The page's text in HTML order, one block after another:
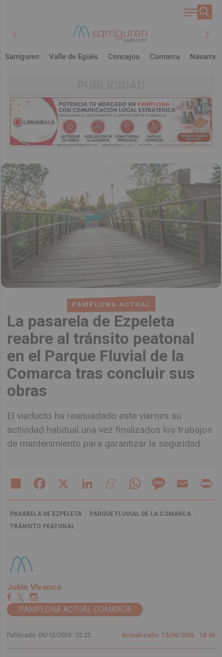
chevron_left chevron_right
Sarriguren Valle de Egüés Concejos Comarca Navarra
PAMPLONA ACTUAL
La pasarela de Ezpeleta
reabre al tránsito peatonal
en el Parque Fluvial de la
Comarca tras concluir sus
obras
El viaducto ha reanuadado este viernes su
actividad habitual una vez finalizados los trabajos
de mantenimiento para garantizar la seguridad.
Share Facebook LinkedIn MeneameWhatsAppMessageEmail
PASARELA DE EZPELETA
PARQUE FLUVIAL DE LA COMARCA
TRÁNSITO PEATONAL
Jokin Vivanco
PAMPLONA ACTUAL COMARCA
Publicado: 06/12/2026 ·22:22 Actualizado: 13/06/2026 · 18:36